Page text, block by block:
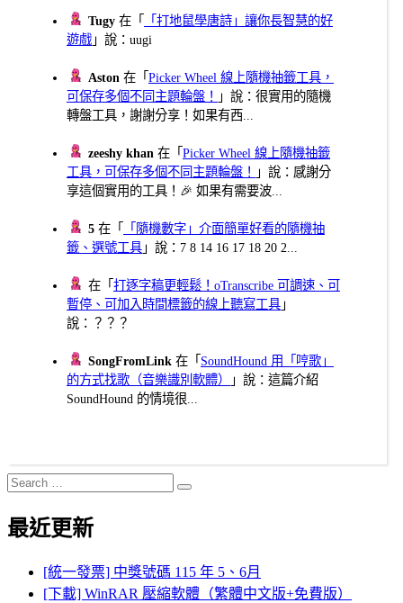
Tugy 在「
「打地鼠學唐詩」讓你長智慧的好
遊戲 」說：uugi
Aston 在「Picker Wheel 線上隨機抽籤工具，
可保存多個不同主題輪盤！
」說：很實用的隨機
轉盤工具，謝謝分享！如果有西...
zeeshy khan 在「Picker Wheel 線上隨機抽籤
工具，可保存多個不同主題輪盤！
」說：感謝分
享這個實用的工具！🎉 如果有需要波...
5 在「
「隨機數字」介面簡單好看的隨機抽
籤、選號工具 」說：7 8 14 16 17 18 20 2...
在「打逐字稿更輕鬆！oTranscribe 可調速、可
暫停、可加入時間標籤的線上聽寫工具 」
說：？？？
SongFromLink 在「 SoundHound 用「哼歌」
的方式找歌（音樂識別軟體）
」說：這篇介紹
SoundHound 的情境很...
Search
for:
Search
最近更新
[統一發票] 中獎號碼 115 年 5、6月
[下載] WinRAR 壓縮軟體（繁體中文版+免費版）